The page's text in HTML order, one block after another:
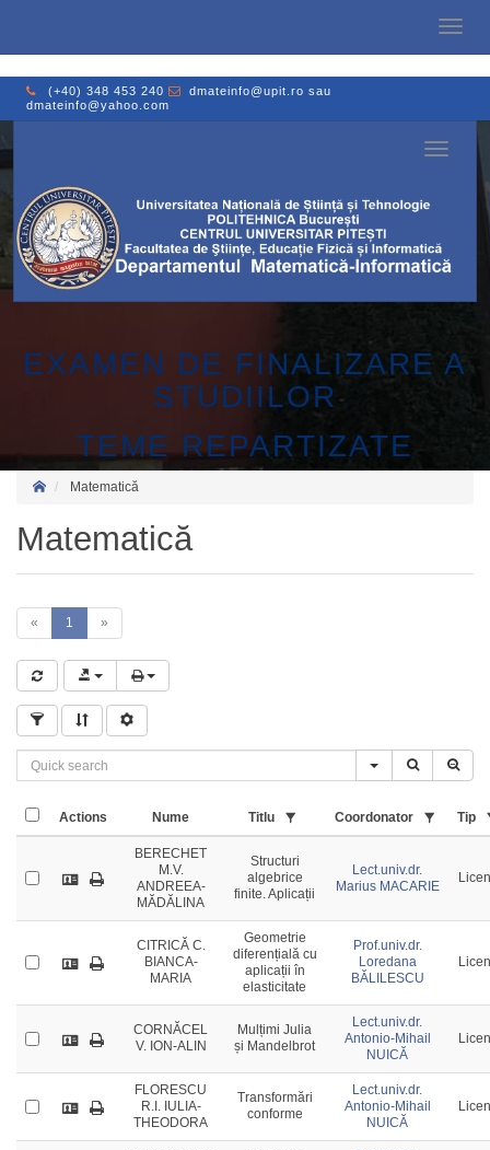
(+40) 348 453 240 dmateinfo@upit.ro sau
dmateinfo@yahoo.com
Toggle
EXAMEN DE FINALIZARE A
STUDIILOR
TEME REPARTIZATE
Toggle
Matematică
Matematică
« 1 »
Actions Nume Titlu Coordonator Tip
BERECHET
M.V.
ANDREEA-
MĂDĂLINA
Structuri
algebrice
finite. Aplicații
Lect.univ.dr.
Marius MACARIE
CITRICĂ C.
BIANCA-
MARIA
Geometrie
diferențială cu
aplicații în
elasticitate
Prof.univ.dr.
Loredana
BĂLILESCU
CORNĂCEL
V. ION-ALIN
Mulțimi Julia
și Mandelbrot
Lect.univ.dr.
Antonio-Mihail
NUICĂ
FLORESCU
R.I. IULIA-
THEODORA
Transformări
conforme
Lect.univ.dr.
Antonio-Mihail
NUICĂ